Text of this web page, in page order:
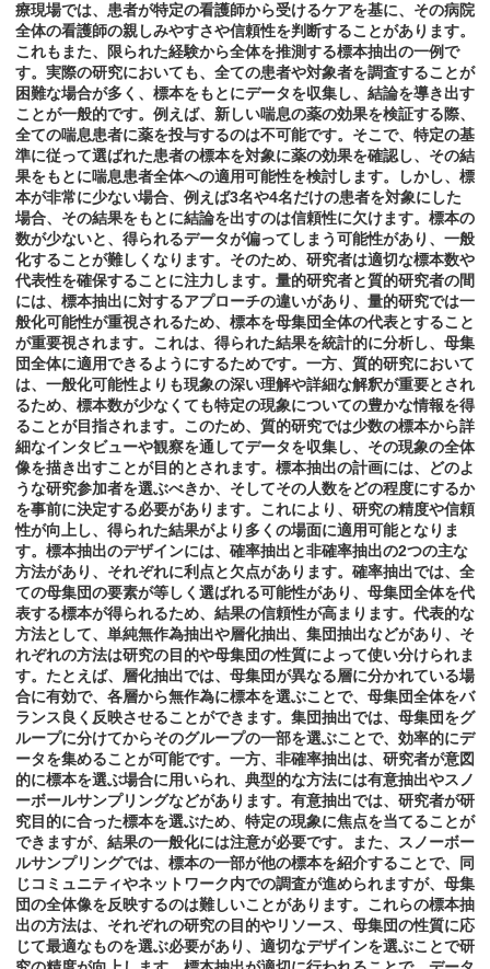
療現場では、患者が特定の看護師から受けるケアを基に、その病院
全体の看護師の親しみやすさや信頼性を判断することがあります。
これもまた、限られた経験から全体を推測する標本抽出の一例で
す。実際の研究においても、全ての患者や対象者を調査することが
困難な場合が多く、標本をもとにデータを収集し、結論を導き出す
ことが一般的です。例えば、新しい喘息の薬の効果を検証する際、
全ての喘息患者に薬を投与するのは不可能です。そこで、特定の基
準に従って選ばれた患者の標本を対象に薬の効果を確認し、その結
果をもとに喘息患者全体への適用可能性を検討します。しかし、標
本が非常に少ない場合、例えば3名や4名だけの患者を対象にした
場合、その結果をもとに結論を出すのは信頼性に欠けます。標本の
数が少ないと、得られるデータが偏ってしまう可能性があり、一般
化することが難しくなります。そのため、研究者は適切な標本数や
代表性を確保することに注力します。量的研究者と質的研究者の間
には、標本抽出に対するアプローチの違いがあり、量的研究では一
般化可能性が重視されるため、標本を母集団全体の代表とすること
が重要視されます。これは、得られた結果を統計的に分析し、母集
団全体に適用できるようにするためです。一方、質的研究において
は、一般化可能性よりも現象の深い理解や詳細な解釈が重要とされ
るため、標本数が少なくても特定の現象についての豊かな情報を得
ることが目指されます。このため、質的研究では少数の標本から詳
細なインタビューや観察を通してデータを収集し、その現象の全体
像を描き出すことが目的とされます。標本抽出の計画には、どのよ
うな研究参加者を選ぶべきか、そしてその人数をどの程度にするか
を事前に決定する必要があります。これにより、研究の精度や信頼
性が向上し、得られた結果がより多くの場面に適用可能となりま
す。標本抽出のデザインには、確率抽出と非確率抽出の2つの主な
方法があり、それぞれに利点と欠点があります。確率抽出では、全
ての母集団の要素が等しく選ばれる可能性があり、母集団全体を代
表する標本が得られるため、結果の信頼性が高まります。代表的な
方法として、単純無作為抽出や層化抽出、集団抽出などがあり、そ
れぞれの方法は研究の目的や母集団の性質によって使い分けられま
す。たとえば、層化抽出では、母集団が異なる層に分かれている場
合に有効で、各層から無作為に標本を選ぶことで、母集団全体をバ
ランス良く反映させることができます。集団抽出では、母集団をグ
ループに分けてからそのグループの一部を選ぶことで、効率的にデ
ータを集めることが可能です。一方、非確率抽出は、研究者が意図
的に標本を選ぶ場合に用いられ、典型的な方法には有意抽出やスノ
ーボールサンプリングなどがあります。有意抽出では、研究者が研
究目的に合った標本を選ぶため、特定の現象に焦点を当てることが
できますが、結果の一般化には注意が必要です。また、スノーボー
ルサンプリングでは、標本の一部が他の標本を紹介することで、同
じコミュニティやネットワーク内での調査が進められますが、母集
団の全体像を反映するのは難しいことがあります。これらの標本抽
出の方法は、それぞれの研究の目的やリソース、母集団の性質に応
じて最適なものを選ぶ必要があり、適切なデザインを選ぶことで研